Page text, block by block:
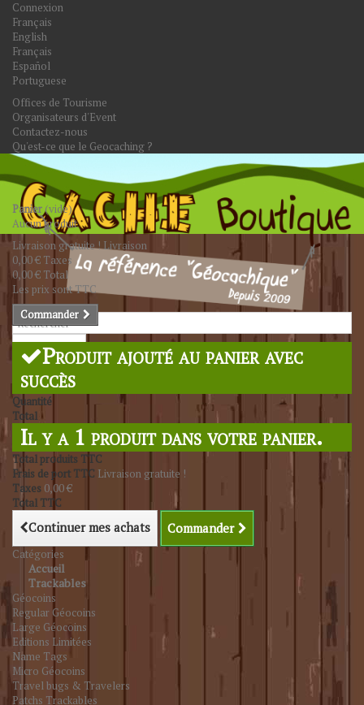
Connexion
Français
English
Français
Español
Portuguese
Offices de Tourisme
Organisateurs d'Event
Contactez-nous
Qu'est-ce que le Geocaching ?
Rechercher
Panier(vide)
Aucun produit
Livraison gratuite !Livraison
0,00 € Taxes
0,00 € Total
Les prix sont TTC
Commander
Produit ajouté au panier avec
succès
Quantité
Total
Il y a 1 produit dans votre panier.
Total produits TTC
Frais de port TTC Livraison gratuite !
Taxes 0,00 €
Total TTC
Continuer mes achats Commander
Catégories
Accueil
Trackables
Géocoins
Regular Géocoins
Large Géocoins
Editions Limitées
Name Tags
Micro Géocoins
Travel bugs & Travelers
Patchs Trackables